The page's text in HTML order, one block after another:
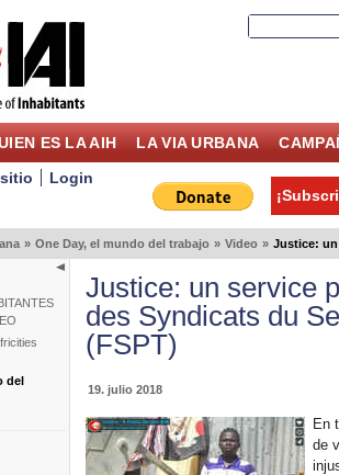
ES LA AIH LA VIA URBANA
Login
» One Day, el mundo del trabajo » Video » Justice: un
del
Justice: un service
des Syndicats du
(FSPT)
19. julio 2018
En
de